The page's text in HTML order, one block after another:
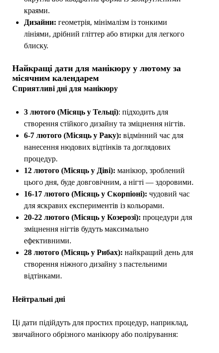
краями.
Дизайни: геометрія, мінімалізм із тонкими
лініями, дрібний гліттер або втирки для легкого
блиску.
Найкращі дати для манікюру у лютому за
місячним календарем
Сприятливі дні для манікюру
3 лютого (Місяць у Тельці): підходить для
створення стійкого дизайну та зміцнення нігтів.
6-7 лютого (Місяць у Раку): відмінний час для
нанесення нюдових відтінків та доглядових
процедур.
12 лютого (Місяць у Діві): манікюр, зроблений
цього дня, буде довговічним, а нігті — здоровими.
16-17 лютого (Місяць у Скорпіоні): чудовий час
для яскравих експериментів із кольорами.
20-22 лютого (Місяць у Козерозі): процедури для
зміцнення нігтів будуть максимально
ефективними.
28 лютого (Місяць у Рибах): найкращий день для
створення ніжного дизайну з пастельними
відтінками.
Нейтральні дні
Ці дати підійдуть для простих процедур, наприклад,
звичайного обрізного манікюру або полірування: